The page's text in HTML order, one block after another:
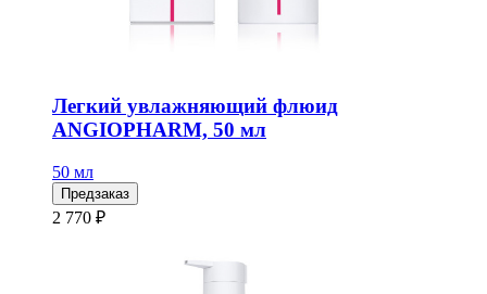
Легкий увлажняющий флюид
ANGIOPHARM, 50 мл
50 мл
Предзаказ
2 770 ₽